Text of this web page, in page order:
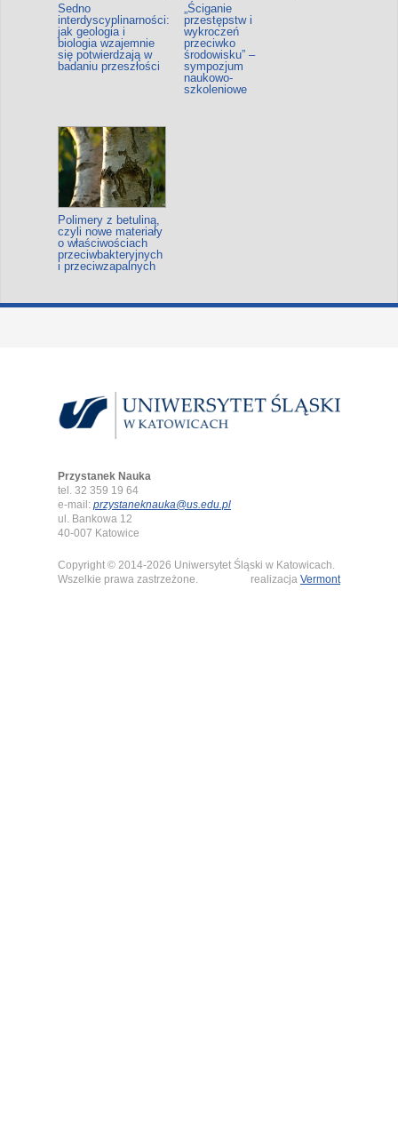
Sedno
interdyscyplinarności:
jak geologia i
biologia wzajemnie
się potwierdzają w
badaniu przeszłości
„Ściganie
przestępstw i
wykroczeń
przeciwko
środowisku” –
sympozjum
naukowo-
szkoleniowe
Polimery z betuliną,
czyli nowe materiały
o właściwościach
przeciwbakteryjnych
i przeciwzapalnych
Przystanek Nauka
tel. 32 359 19 64
e-mail: przystaneknauka@us.edu.pl
ul. Bankowa 12
40-007 Katowice
Copyright © 2014-2026 Uniwersytet Śląski w Katowicach.
Wszelkie prawa zastrzeżone.
realizacja Vermont